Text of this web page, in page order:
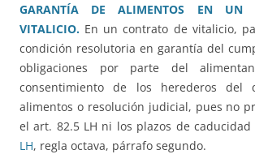
GARANTÍA DE ALIMENTOS EN UN
VITALICIO. En un contrato de vitalicio,
condición resolutoria en garantía del
obligaciones por parte del
consentimiento de los herederos del
alimentos o resolución judicial, pues no
el art. 82.5 LH ni los plazos de
LH, regla octava, párrafo segundo.